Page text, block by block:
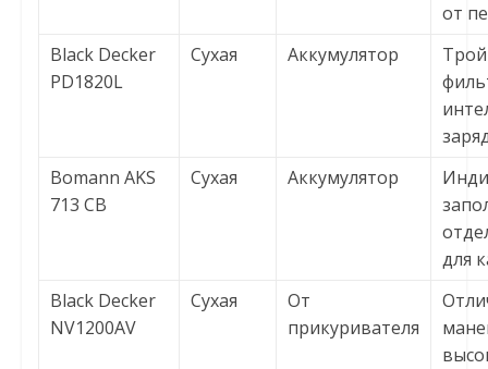
от
Black Decker
PD1820L
Сухая Аккумулятор
Bomann AKS
713 CB
Сухая Аккумулятор
для
Black Decker
NV1200AV
Сухая
От
прикуривателя